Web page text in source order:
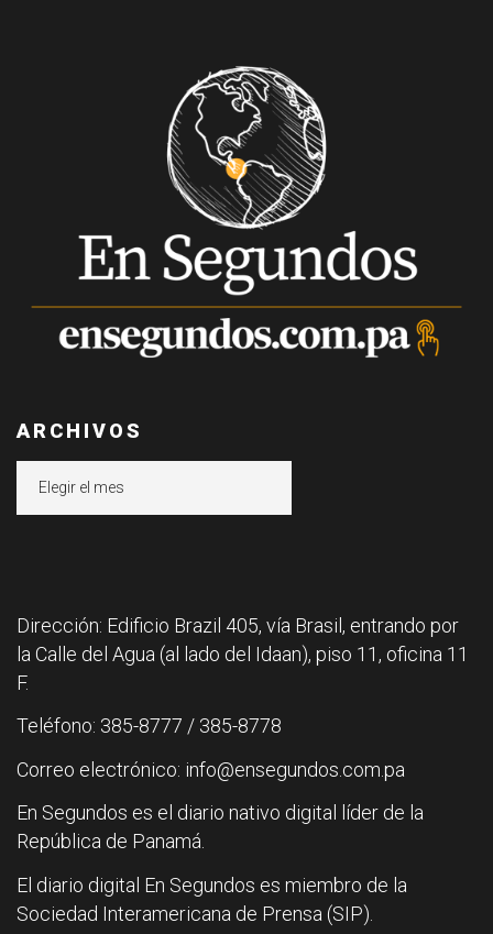
ARCHIVOS
Dirección: Edificio Brazil 405, vía Brasil, entrando por
la Calle del Agua (al lado del Idaan), piso 11, oficina 11
F.
Teléfono: 385-8777 / 385-8778
Correo electrónico: info@ensegundos.com.pa
En Segundos es el diario nativo digital líder de la
República de Panamá.
El diario digital En Segundos es miembro de la
Sociedad Interamericana de Prensa (SIP).